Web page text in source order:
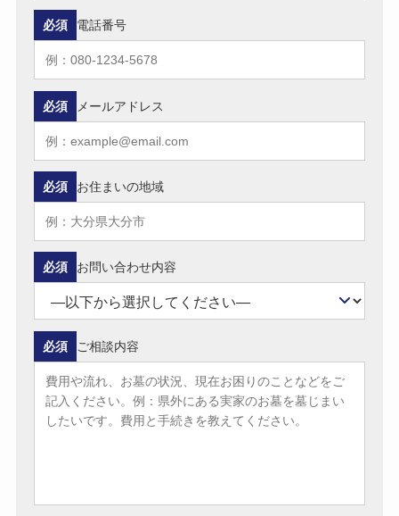
電話番号
必須
メールアドレス
必須
お住まいの地域
必須
お問い合わせ内容
必須
ご相談内容
必須